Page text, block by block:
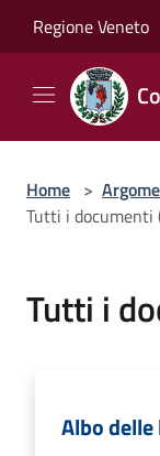
Regione Veneto
Home >
Tutti i documenti
Tutti i
Albo